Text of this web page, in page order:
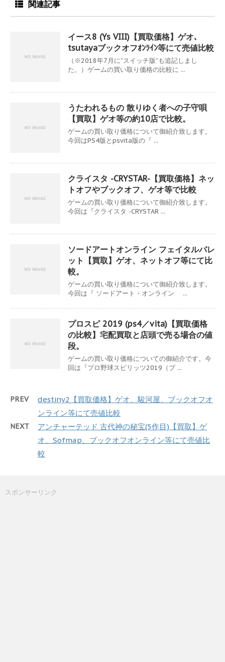
関連記事
イース8 (Ys VIII)【買取価格】ゲオ､
tsutayaブックオフｵﾝﾗｲﾝ等にて売値比較
（※2018年7月に”スイッチ版”も追記しまし
た。）ゲームの買い取り価格の比較に ...
うたわれるもの 散りゆく者への子守唄
【買取】ゲオ等の約10店で比較。
ゲームの買い取り価格について御紹介致します。
今回はPS4版とpsvita版の『 ...
クライスタ -CRYSTAR-【買取価格】ネッ
トオフやブックオフ、ゲオ等で比較
ゲームの買い取り価格について御紹介致します。
今回は『クライスタ -CRYSTAR ...
ソードアートオンライン フェイタルバレ
ット【買取】ゲオ、ネットオフ等にて比
較。
ゲームの買い取り価格について御紹介致します。
今回は『 ソードアート・オンライン ...
プロスピ 2019 (ps4／vita)【買取価格
の比較】宅配買取と店頭で売る場合の値
段。
ゲームの買い取り価格についての御紹介です。今
回は『プロ野球スピリッツ2019（プ ...
PREV
destiny2【買取価格】ゲオ、駿河屋、ブックオフオ
ンライン等にて売値比較
NEXT
アンチャーテッド 古代神の秘宝(5作目)【買取】ゲ
オ、Sofmap、ブックオフオンライン等にて売値比
較
スポンサーリンク